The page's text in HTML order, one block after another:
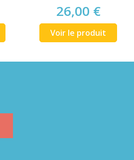
26,00 €
Voir le produit